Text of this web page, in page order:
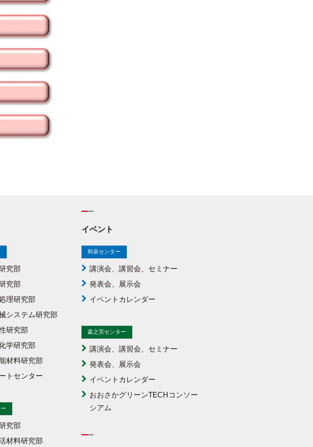
究部
究部
理研究部
システム研究部
研究部
学研究部
材料研究部
トセンター
究部
材料研究部
イベント
和泉センター
講演会、講習会、セミナー
発表会、展示会
イベントカレンダー
森之宮センター
講演会、講習会、セミナー
発表会、展示会
イベントカレンダー
おおさかグリーンTECHコンソー
シアム